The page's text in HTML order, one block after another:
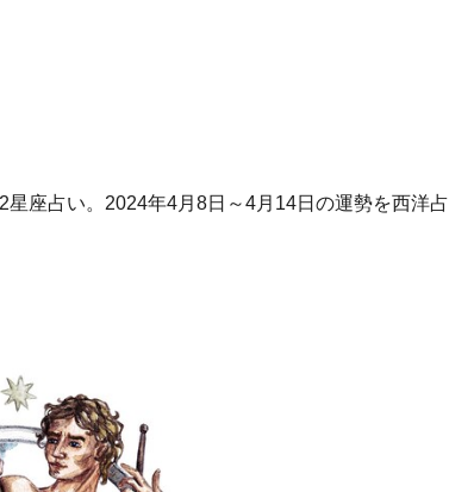
座占い。2024年4月8日～4月14日の運勢を西洋占